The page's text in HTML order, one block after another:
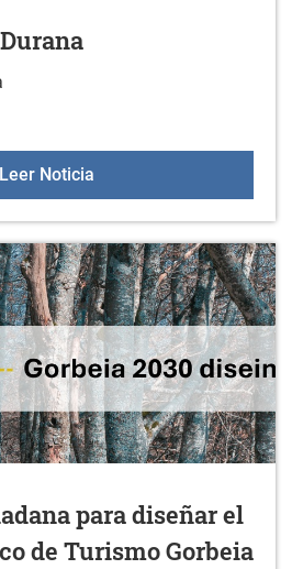
Leer NoticiaKorterraza en Durana
para diseñar el
de Turismo Gorbeia